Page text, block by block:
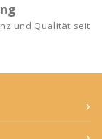
und Qualität seit
›